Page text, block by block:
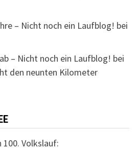
– Nicht noch ein Laufblog! bei
– Nicht noch ein Laufblog! bei
den neunten Kilometer
Volkslauf: